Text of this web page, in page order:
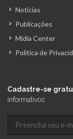
Notícias
Publicações
Mídia Center
Política de
Cadastre-se
informativos: